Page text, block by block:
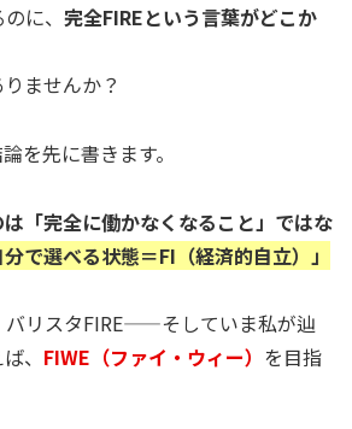
に、 完全FIREという言葉がどこか
ませんか？
を先に書きます。
「完全に働かなくなること」ではな
分で選べる状態＝FI（経済的自立）」
バリスタFIRE——そしていま私が辿
、 FIWE（ファイ・ウィー） を目指